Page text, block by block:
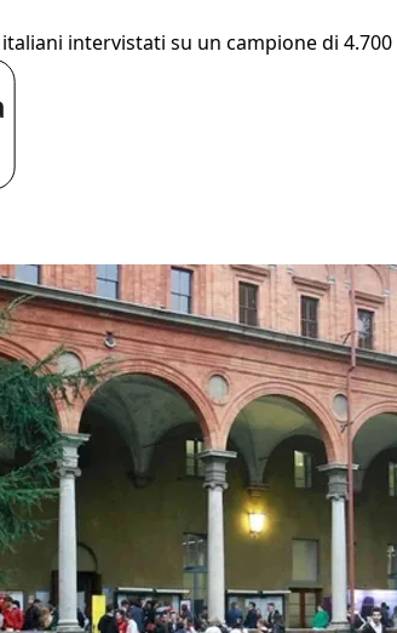
intervistati su un campione di 4.700